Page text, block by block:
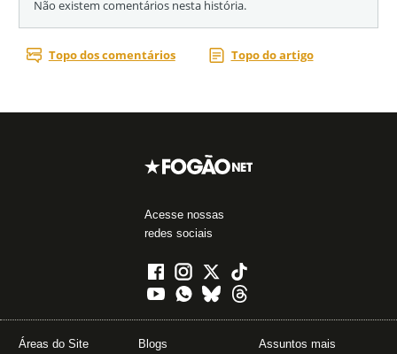
Acesse nossas
redes sociais
Áreas do Site Blogs
Assuntos mais